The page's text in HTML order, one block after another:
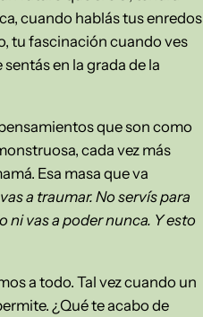
cuando hablás tus enredos
tu fascinación cuando ves
en la grada de la
que son como
cada vez más
Esa masa que va
a traumar. No servís para
ni vas a poder nunca. Y esto
a todo. Tal vez cuando un
¿Qué te acabo de